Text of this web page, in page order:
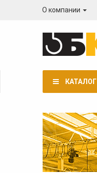
О компании
КАТАЛОГ